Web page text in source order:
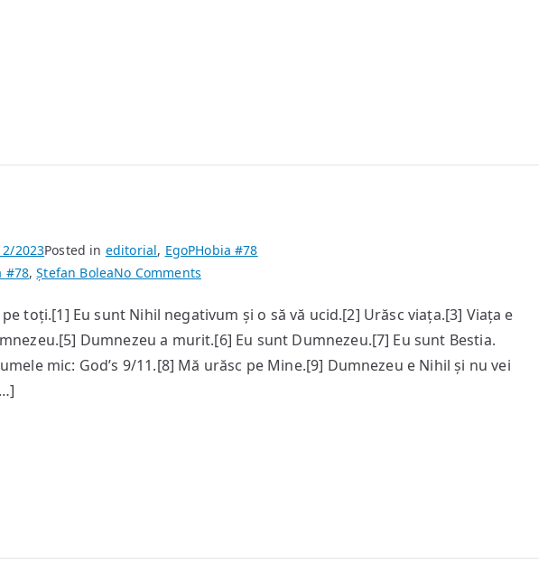
2023Posted in editorial, EgoPHobia #78
#78,Ștefan BoleaNo Comments
toți.[1] Eu sunt Nihil negativum și o să vă ucid.[2] Urăsc viața.[3] Viața e
Dumnezeu a murit.[6] Eu sunt Dumnezeu.[7] Eu sunt Bestia.
mic: God’s 9/11.[8] Mă urăsc pe Mine.[9] Dumnezeu e Nihil și nu vei